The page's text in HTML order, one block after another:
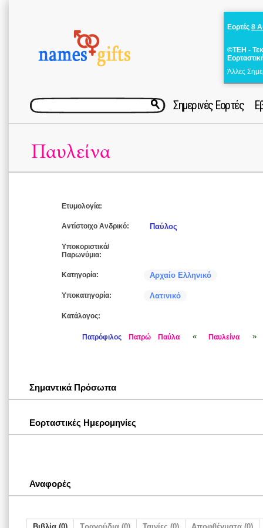
Εορτές 8
©ΤΕΗ -
Άλλες
Σημερινές Εορτές
Παυλείνα
Ετυμολογία:
Αντίστοιχο Ανδρικό: Παύλος
Υποκοριστικά/
Παρωνύμια:
Κατηγορία: Αρχαίο Ελληνικό
Υποκατηγορία: Λατινικό
Κατάλογος:
Πατρόφιλος Πατρώ Παύλα « Παυλείνα »
Σημαντικά Πρόσωπα
Εορταστικές Ημερομηνίες
Αναφορές